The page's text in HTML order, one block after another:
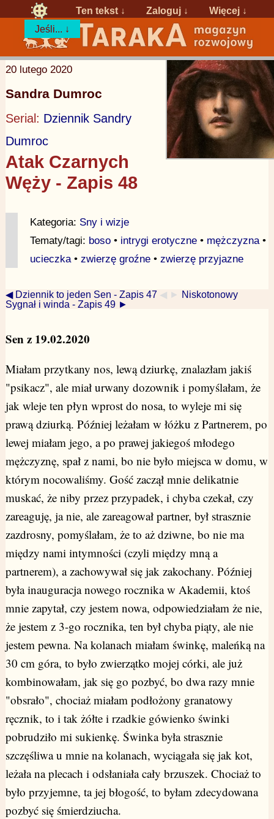
Ten tekst ↓ Zaloguj ↓
Więcej ↓
Jeśli... ↓
20 lutego 2020
Sandra Dumroc
Serial: Dziennik Sandry
Dumroc
Atak Czarnych
Węży - Zapis 48
Kategoria: Sny i wizje
Tematy/tagi: boso• intrygi erotyczne• mężczyzna•
ucieczka• zwierzę groźne• zwierzę przyjazne
◀ Dziennik to jeden Sen - Zapis 47 ◀ ► Niskotonowy
Sygnał i winda - Zapis 49 ►
Sen z 19.02.2020
Miałam przytkany nos, lewą dziurkę, znalazłam jakiś
"psikacz", ale miał urwany dozownik i pomyślałam, że
jak wleje ten płyn wprost do nosa, to wyleje mi się
prawą dziurką. Później leżałam w łóżku z Partnerem, po
lewej miałam jego, a po prawej jakiegoś młodego
mężczyznę, spał z nami, bo nie było miejsca w domu, w
którym nocowaliśmy. Gość zaczął mnie delikatnie
muskać, że niby przez przypadek, i chyba czekał, czy
zareaguję, ja nie, ale zareagował partner, był strasznie
zazdrosny, pomyślałam, że to aż dziwne, bo nie ma
między nami intymności (czyli między mną a
partnerem), a zachowywał się jak zakochany. Później
była inauguracja nowego rocznika w Akademii, ktoś
mnie zapytał, czy jestem nowa, odpowiedziałam że nie,
że jestem z 3-go rocznika, ten był chyba piąty, ale nie
jestem pewna. Na kolanach miałam świnkę, maleńką na
30 cm góra, to było zwierzątko mojej córki, ale już
kombinowałam, jak się go pozbyć, bo dwa razy mnie
"obsrało", chociaż miałam podłożony granatowy
ręcznik, to i tak żółte i rzadkie gówienko świnki
pobrudziło mi sukienkę. Świnka była strasznie
szczęśliwa u mnie na kolanach, wyciągała się jak kot,
leżała na plecach i odsłaniała cały brzuszek. Chociaż to
było przyjemne, ta jej błogość, to byłam zdecydowana
pozbyć się śmierdziucha.